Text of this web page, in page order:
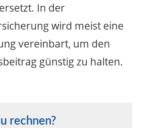
In der
wird meist eine
vereinbart, um den
günstig zu halten.
rechnen?